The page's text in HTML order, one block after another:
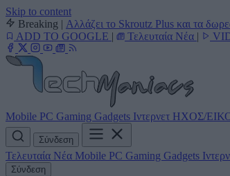
Skip to content
Breaking | Αλλάζει το Skroutz Plus και τα
ADD TO GOOGLE | Τελευταία Νέα |
Mobile PC Gaming Gadgets Ιντερνετ ΗΧΟΣ/
Σύνδεση
Τελευταία Νέα Mobile PC Gaming Gadgets
Σύνδεση